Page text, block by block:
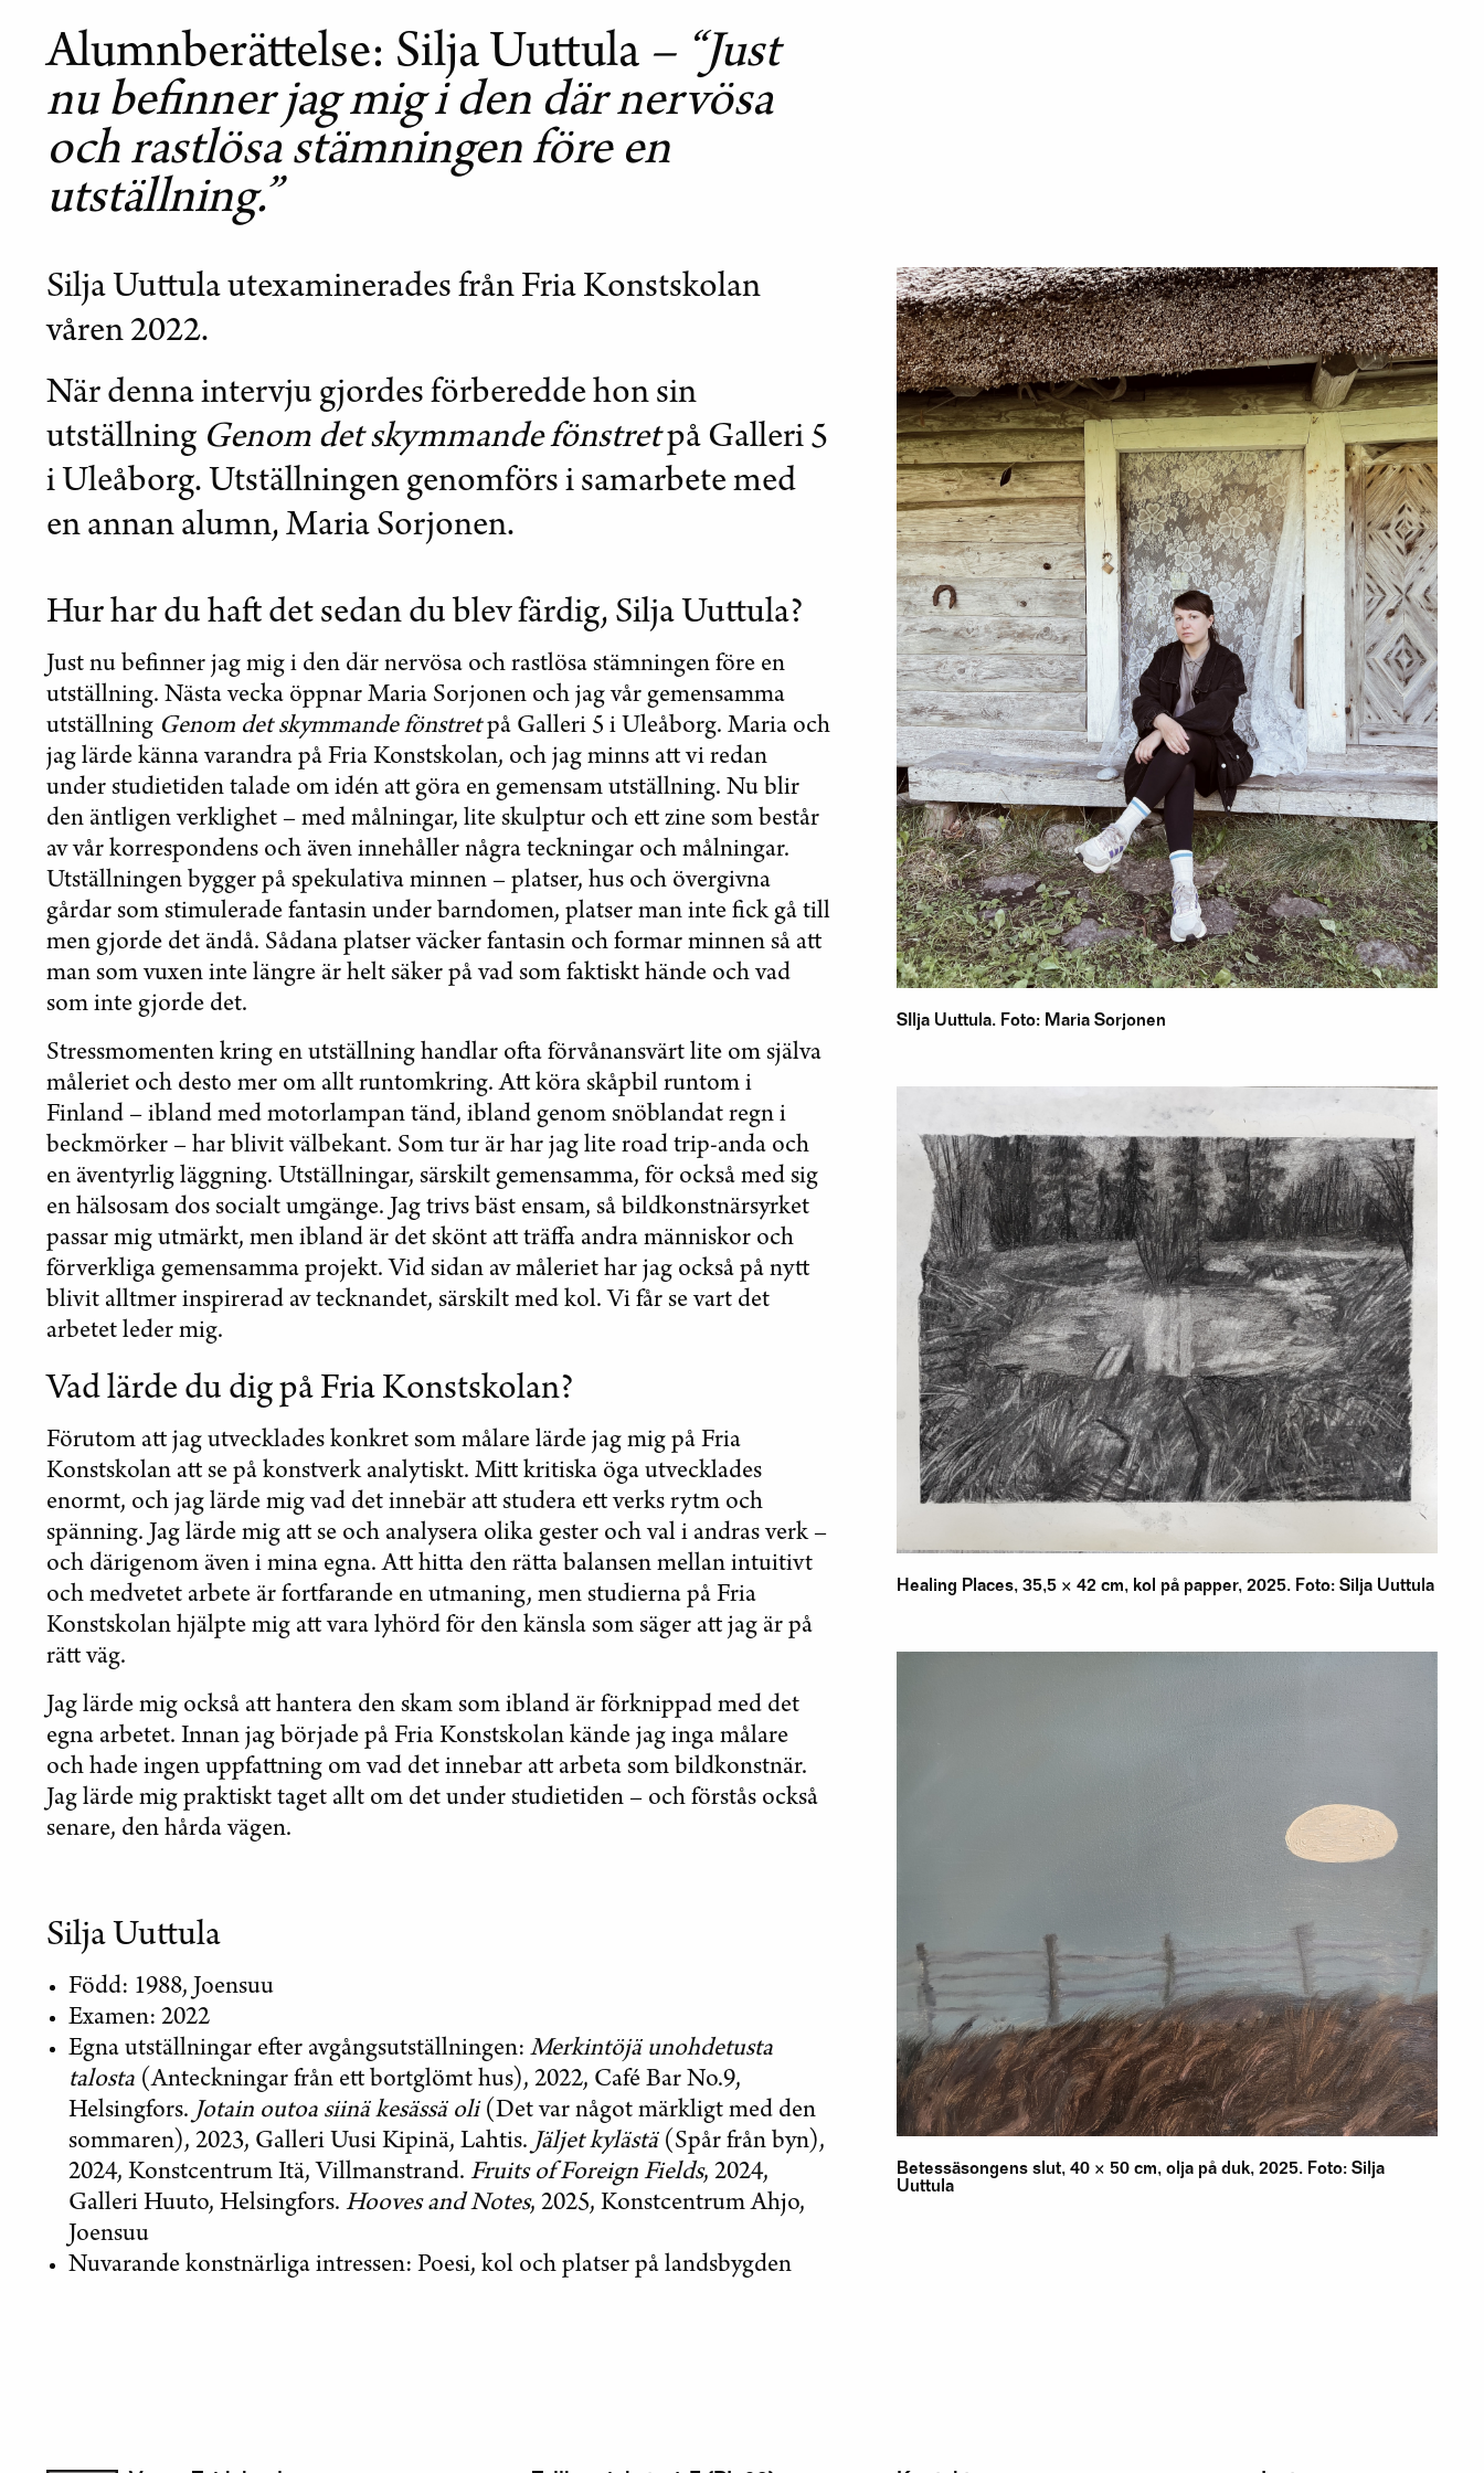
Alumnberättelse: Silja Uuttula – “Just
nu befinner jag mig i den där nervösa
och rastlösa stämningen före en
utställning.”
Silja Uuttula utexaminerades från Fria Konstskolan
våren 2022.
När denna intervju gjordes förberedde hon sin
utställning Genom det skymmande fönstretpå Galleri 5
i Uleåborg. Utställningen genomförs i samarbete med
en annan alumn, Maria Sorjonen.
Hur har du haft det sedan du blev färdig, Silja Uuttula?
Just nu befinner jag mig i den där nervösa och rastlösa stämningen före en
utställning. Nästa vecka öppnar Maria Sorjonen och jag vår gemensamma
utställning Genom det skymmande fönstretpå Galleri 5 i Uleåborg. Maria och
jag lärde känna varandra på Fria Konstskolan, och jag minns att vi redan
under studietiden talade om idén att göra en gemensam utställning. Nu blir
den äntligen verklighet – med målningar, lite skulptur och ett zine som består
av vår korrespondens och även innehåller några teckningar och målningar.
Utställningen bygger på spekulativa minnen – platser, hus och övergivna
gårdar som stimulerade fantasin under barndomen, platser man inte fick gå till
men gjorde det ändå. Sådana platser väcker fantasin och formar minnen så att
man som vuxen inte längre är helt säker på vad som faktiskt hände och vad
som inte gjorde det.
Stressmomenten kring en utställning handlar ofta förvånansvärt lite om själva
måleriet och desto mer om allt runtomkring. Att köra skåpbil runtom i
Finland – ibland med motorlampan tänd, ibland genom snöblandat regn i
beckmörker – har blivit välbekant. Som tur är har jag lite road trip-anda och
en äventyrlig läggning. Utställningar, särskilt gemensamma, för också med sig
en hälsosam dos socialt umgänge. Jag trivs bäst ensam, så bildkonstnärsyrket
passar mig utmärkt, men ibland är det skönt att träffa andra människor och
förverkliga gemensamma projekt. Vid sidan av måleriet har jag också på nytt
blivit alltmer inspirerad av tecknandet, särskilt med kol. Vi får se vart det
arbetet leder mig.
Vad lärde du dig på Fria Konstskolan?
Förutom att jag utvecklades konkret som målare lärde jag mig på Fria
Konstskolan att se på konstverk analytiskt. Mitt kritiska öga utvecklades
enormt, och jag lärde mig vad det innebär att studera ett verks rytm och
spänning. Jag lärde mig att se och analysera olika gester och val i andras verk –
och därigenom även i mina egna. Att hitta den rätta balansen mellan intuitivt
och medvetet arbete är fortfarande en utmaning, men studierna på Fria
Konstskolan hjälpte mig att vara lyhörd för den känsla som säger att jag är på
rätt väg.
Jag lärde mig också att hantera den skam som ibland är förknippad med det
egna arbetet. Innan jag började på Fria Konstskolan kände jag inga målare
och hade ingen uppfattning om vad det innebar att arbeta som bildkonstnär.
Jag lärde mig praktiskt taget allt om det under studietiden – och förstås också
senare, den hårda vägen.
Silja Uuttula
Född: 1988, Joensuu
Examen: 2022
Egna utställningar efter avgångsutställningen: Merkintöjä unohdetusta
talosta (Anteckningar från ett bortglömt hus), 2022, Café Bar No.9,
Helsingfors. Jotain outoa siinä kesässä oli(Det var något märkligt med den
sommaren), 2023, Galleri Uusi Kipinä, Lahtis. Jäljet kylästä(Spår från byn),
2024, Konstcentrum Itä, Villmanstrand. Fruits of Foreign Fields, 2024,
Galleri Huuto, Helsingfors. Hooves and Notes, 2025, Konstcentrum Ahjo,
Joensuu
Nuvarande konstnärliga intressen: Poesi, kol och platser på landsbygden
SIlja Uuttula. Foto: Maria Sorjonen
Healing Places, 35,5 × 42 cm, kol på papper, 2025. Foto: Silja Uuttula
Betessäsongens slut, 40 × 50 cm, olja på duk, 2025. Foto: Silja
Uuttula